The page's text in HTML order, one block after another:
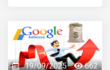
sẽ giúp bạn có cái nhìn
tổng quan và chi tiết
nhất.
19/09/2025 662